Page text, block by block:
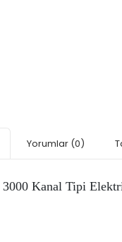
Yorumlar (0)
Kanal Tipi